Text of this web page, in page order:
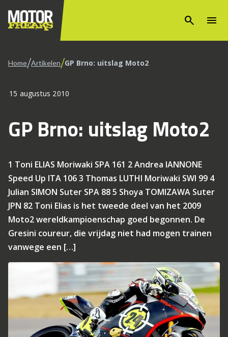
search menu
Home/Artikelen/GP Brno: uitslag Moto2
15 augustus 2010
GP Brno: uitslag Moto2
1 Toni ELIAS Moriwaki SPA 161 2 Andrea IANNONE
Speed Up ITA 106 3 Thomas LUTHI Moriwaki SWI 99 4
Julian SIMON Suter SPA 88 5 Shoya TOMIZAWA Suter
JPN 82 Toni Elias is het tweede deel van het 2009
Moto2 wereldkampioenschap goed begonnen. De
Gresini coureur, die vrijdag niet had mogen trainen
vanwege een […]